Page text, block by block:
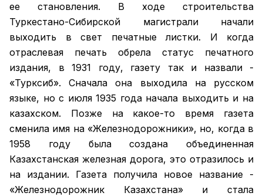
ее становления. В ходе строительства
Туркестано-Сибирской магистрали начали
выходить в свет печатные листки. И когда
отраслевая печать обрела статус печатного
издания, в 1931 году, газету так и назвали -
«Турксиб». Сначала она выходила на русском
языке, но с июля 1935 года начала выходить и на
казахском. Позже на какое-то время газета
сменила имя на «Железнодорожники», но, когда в
1958 году была создана объединенная
Казахстанская железная дорога, это отразилось и
на издании. Газета получила новое название -
«Железнодорожник Казахстана» и стала